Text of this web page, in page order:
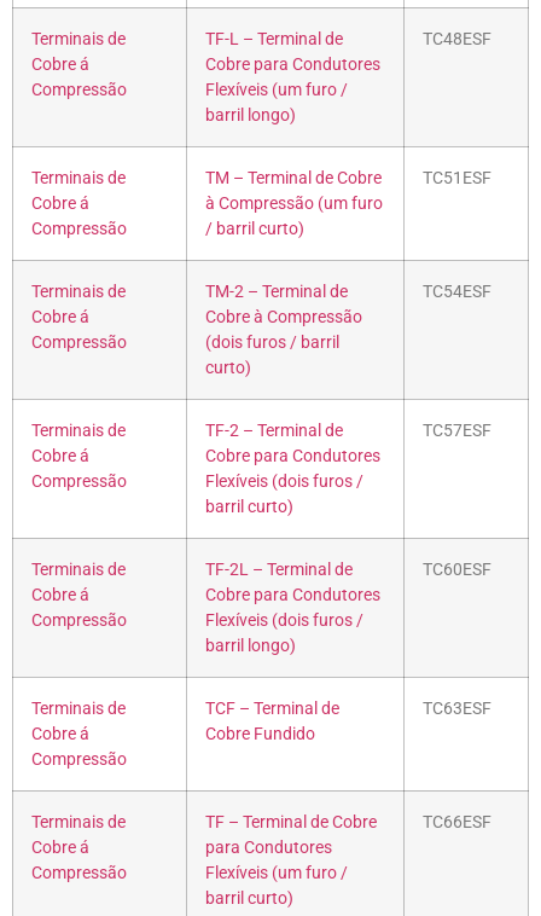
Terminais de
Cobre á
Compressão
TF-L – Terminal de
Cobre para Condutores
Flexíveis (um furo /
barril longo)
TC48ESF
Terminais de
Cobre á
Compressão
TM – Terminal de Cobre
à Compressão (um furo
/ barril curto)
TC51ESF
Terminais de
Cobre á
Compressão
TM-2 – Terminal de
Cobre à Compressão
(dois furos / barril
curto)
TC54ESF
Terminais de
Cobre á
Compressão
TF-2 – Terminal de
Cobre para Condutores
Flexíveis (dois furos /
barril curto)
TC57ESF
Terminais de
Cobre á
Compressão
TF-2L – Terminal de
Cobre para Condutores
Flexíveis (dois furos /
barril longo)
TC60ESF
Terminais de
Cobre á
Compressão
TCF – Terminal de
Cobre Fundido
TC63ESF
Terminais de
Cobre á
Compressão
TF – Terminal de Cobre
para Condutores
Flexíveis (um furo /
barril curto)
TC66ESF